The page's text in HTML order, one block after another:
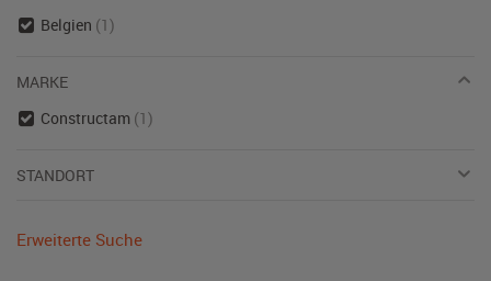
Belgien (1)
MARKE
Constructam (1)
STANDORT
Erweiterte Suche